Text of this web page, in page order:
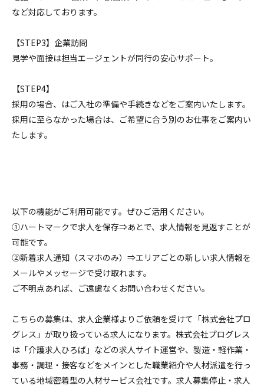
など対応しております。
【STEP3】企業訪問
見学や面接は担当エージェントが同行の安心サポート。
【STEP4】
採用の場合、はご入社の準備や手続きなどをご案内いたします。
採用に至らなかった場合は、ご希望に合う別のお仕事をご案内い
たします。
以下の機能がご利用可能です。ぜひご活用ください。
①ハートマークで求人を保存⇒あとで、求人情報を見返すことが
可能です。
②新着求人通知（スマホのみ）⇒エリアごとの新しい求人情報を
メールやメッセージで受け取れます。
ご不明点あれば、ご遠慮なくお問い合わせください。
こちらの募集は、求人企業様よりご依頼を受けて「株式会社プロ
グレス」が取り扱っている求人になります。株式会社プログレス
は「介護求人ひろば」などの求人サイト運営や、製造・軽作業・
事務・調理・接客などをメインとした職業紹介や人材派遣を行っ
ている地域密着型の人材サービス会社です。求人募集停止・求人